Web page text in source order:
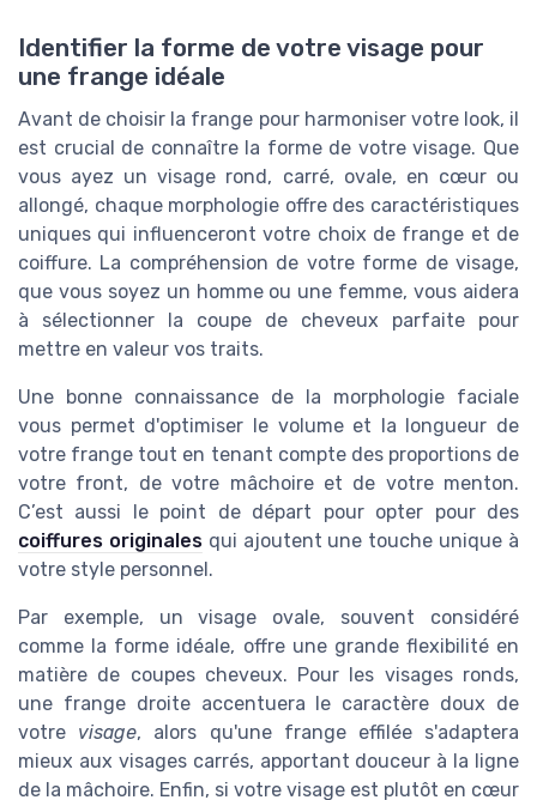
Identifier la forme de votre visage pour
une frange idéale
Avant de choisir la frange pour harmoniser votre look, il
est crucial de connaître la forme de votre visage. Que
vous ayez un visage rond, carré, ovale, en cœur ou
allongé, chaque morphologie offre des caractéristiques
uniques qui influenceront votre choix de frange et de
coiffure. La compréhension de votre forme de visage,
que vous soyez un homme ou une femme, vous aidera
à sélectionner la coupe de cheveux parfaite pour
mettre en valeur vos traits.
Une bonne connaissance de la morphologie faciale
vous permet d'optimiser le volume et la longueur de
votre frange tout en tenant compte des proportions de
votre front, de votre mâchoire et de votre menton.
C’est aussi le point de départ pour opter pour des
coiffures originalesqui ajoutent une touche unique à
votre style personnel.
Par exemple, un visage ovale, souvent considéré
comme la forme idéale, offre une grande flexibilité en
matière de coupes cheveux. Pour les visages ronds,
une frange droite accentuera le caractère doux de
votre visage, alors qu'une frange effilée s'adaptera
mieux aux visages carrés, apportant douceur à la ligne
de la mâchoire. Enfin, si votre visage est plutôt en cœur